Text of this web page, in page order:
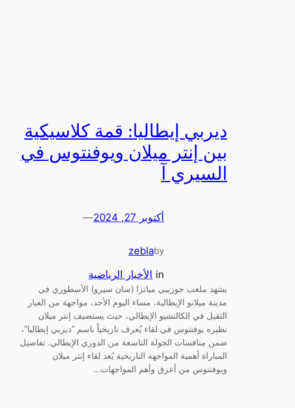
ديربي إيطاليا: قمة كلاسيكية
بين إنتر ميلان ويوفنتوس في
السيري آ
أكتوبر 27, 2024 —
by
zebla
in الأخبار الرياضية
يشهد ملعب جوزيبي مياتزا (سان سيرو) الأسطوري في
مدينة ميلانو الإيطالية، مساء اليوم الأحد، مواجهة من العيار
الثقيل في الكالتشيو الإيطالي، حيث يستضيف إنتر ميلان
نظيره يوفنتوس في لقاء يُعرف تاريخياً باسم “ديربي إيطاليا”،
ضمن منافسات الجولة التاسعة من الدوري الإيطالي. تفاصيل
المباراة أهمية المواجهة التاريخية يُعد لقاء إنتر ميلان
ويوفنتوس من أعرق وأهم المواجهات…